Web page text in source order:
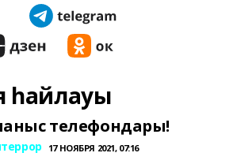
һайлауы
телефондары!
17 НОЯБРЯ 2021, 07:16